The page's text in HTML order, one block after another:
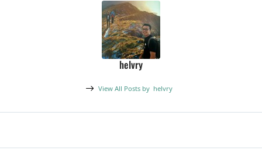
helvry
View All Posts by helvry